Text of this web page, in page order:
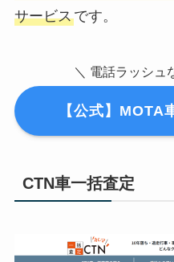
サービスです。
＼ 電話ラッシュ
【公式】MOTA
CTN車一括査定